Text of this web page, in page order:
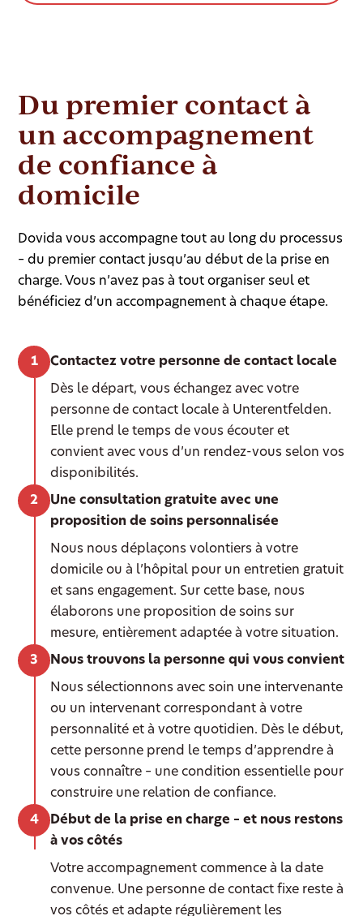
Du premier contact à
un accompagnement
de confiance à
domicile
Dovida vous accompagne tout au long du processus
– du premier contact jusqu’au début de la prise en
charge. Vous n’avez pas à tout organiser seul et
bénéficiez d’un accompagnement à chaque étape.
Contactez votre personne de contact locale
Dès le départ, vous échangez avec votre
personne de contact locale à Unterentfelden.
Elle prend le temps de vous écouter et
convient avec vous d’un rendez-vous selon vos
disponibilités.
Une consultation gratuite avec une
proposition de soins personnalisée
Nous nous déplaçons volontiers à votre
domicile ou à l’hôpital pour un entretien gratuit
et sans engagement. Sur cette base, nous
élaborons une proposition de soins sur
mesure, entièrement adaptée à votre situation.
Nous trouvons la personne qui vous convient
Nous sélectionnons avec soin une intervenante
ou un intervenant correspondant à votre
personnalité et à votre quotidien. Dès le début,
cette personne prend le temps d’apprendre à
vous connaître – une condition essentielle pour
construire une relation de confiance.
Début de la prise en charge – et nous restons
à vos côtés
Votre accompagnement commence à la date
convenue. Une personne de contact fixe reste à
vos côtés et adapte régulièrement les